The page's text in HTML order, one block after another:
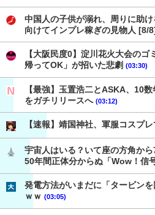
中国人の子供が溺れ、周りに助
向けてインプレ稼ぎの見物人 [8/
【大阪民度0】淀川花火大会のゴ
帰ってOK」が招いた悲劇 (03:30)
【最強】玉置浩二とASKA、10
をガチリリースへ (03:12)
【速報】靖国神社、軍服コスプ
宇宙人はいる？いて座の方角から
50年間正体分からぬ「Wow！信
発電方法がいまだに「タービン
ｗｗ (03:05)